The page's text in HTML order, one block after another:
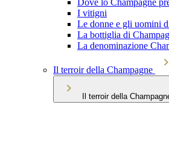
I vitigni
Le donne e gli uomini
La bottiglia di
La denominazione
Il terroir della Champagne
Il terroir della